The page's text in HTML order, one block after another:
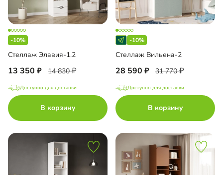
-10%
Стеллаж Элавия-1.2
13 350 14 830
Доступно для доставки
В корзину
-10%
Стеллаж Вильена-2
28 590 31 770
Доступно для доставки
В корзину